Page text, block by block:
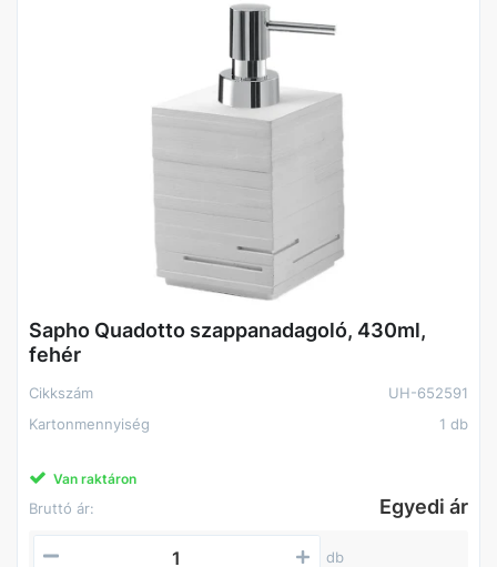
Sapho Quadotto szappanadagoló, 430ml,
fehér
Cikkszám
UH-652591
Kartonmennyiség
1 db
Van raktáron
Bruttó ár: Egyedi ár
db